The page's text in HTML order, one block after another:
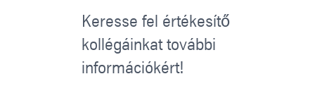
Keresse fel értékesítő
kollégáinkat további
információkért!